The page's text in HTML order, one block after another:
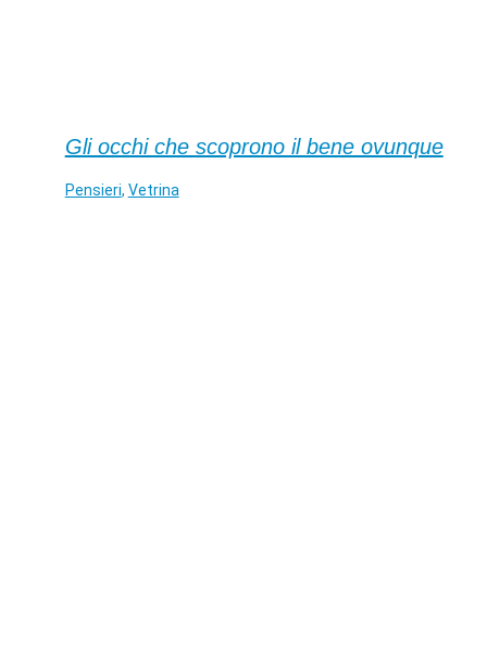
Gli occhi che scoprono il bene ovunque
Pensieri, Vetrina